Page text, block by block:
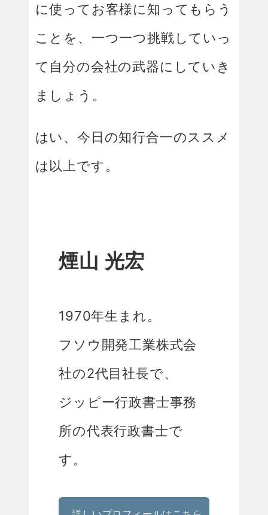
に使ってお客様に知ってもらう
ことを、一つ一つ挑戦していっ
て自分の会社の武器にしていき
ましょう。
はい、今日の知行合一のススメ
は以上です。
煙山 光宏
1970年生まれ。
フソウ開発工業株式会
社の2代目社長で、
ジッピー行政書士事務
所の代表行政書士で
す。